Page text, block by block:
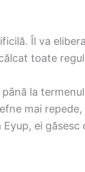
Îl va
toate
la
mai
ei